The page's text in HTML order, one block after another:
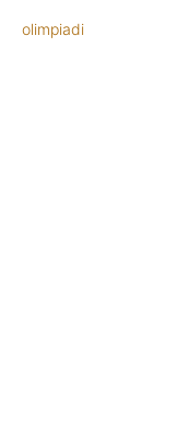
olimpiadi